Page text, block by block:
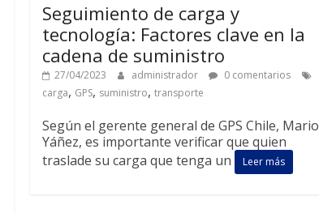
Seguimiento de carga y
tecnología: Factores clave en la
cadena de suministro
27/04/2023 administrador
0 comentarios
carga, GPS, suministro,transporte
Según el gerente general de GPS Chile, Mario
Yáñez, es importante verificar que quien
traslade su carga que tenga un
Leer más